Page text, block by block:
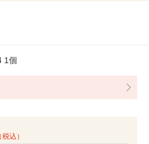
1個
（税込）